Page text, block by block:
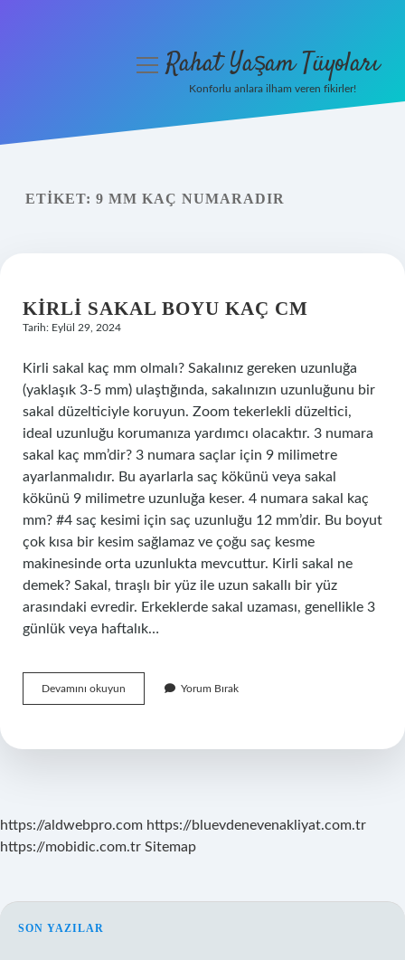
Yasal Uyarı
menüyüRahat Yaşam Tüyoları
Konforlu anlara ilham veren fikirler!
ETIKET: 9 MM KAÇ NUMARADIR
KIRLI SAKAL BOYU KAÇ CM
Tarih: Eylül 29, 2024
Kirli sakal kaç mm olmalı? Sakalınız gereken uzunluğa
(yaklaşık 3-5 mm) ulaştığında, sakalınızın uzunluğunu bir
sakal düzelticiyle koruyun. Zoom tekerlekli düzeltici,
ideal uzunluğu korumanıza yardımcı olacaktır. 3 numara
sakal kaç mm’dir? 3 numara saçlar için 9 milimetre
ayarlanmalıdır. Bu ayarlarla saç kökünü veya sakal
kökünü 9 milimetre uzunluğa keser. 4 numara sakal kaç
mm? #4 saç kesimi için saç uzunluğu 12 mm’dir. Bu boyut
çok kısa bir kesim sağlamaz ve çoğu saç kesme
makinesinde orta uzunlukta mevcuttur. Kirli sakal ne
demek? Sakal, tıraşlı bir yüz ile uzun sakallı bir yüz
arasındaki evredir. Erkeklerde sakal uzaması, genellikle 3
günlük veya haftalık…
Devamını okuyun
Sakal
Cm
Yorum Bırak
https://aldwebpro.com https://bluevdenevenakliyat.com.tr
https://mobidic.com.tr Sitemap
SIDEBAR
SON YAZILAR